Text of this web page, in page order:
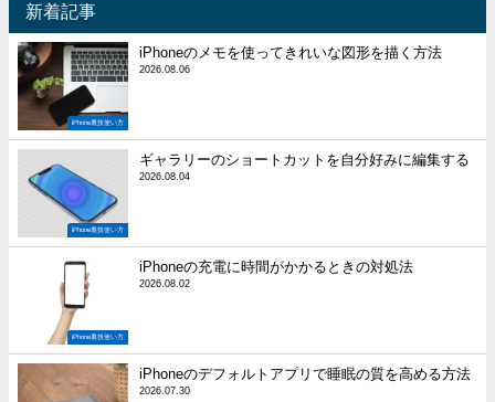
新着記事
iPhone裏技使い方
iPhoneのメモを使ってきれいな図形を描く方法
2026.08.06
iPhone裏技使い方
ギャラリーのショートカットを自分好みに編集する
2026.08.04
iPhone裏技使い方
iPhoneの充電に時間がかかるときの対処法
2026.08.02
iPhoneのデフォルトアプリで睡眠の質を高める方法
2026.07.30